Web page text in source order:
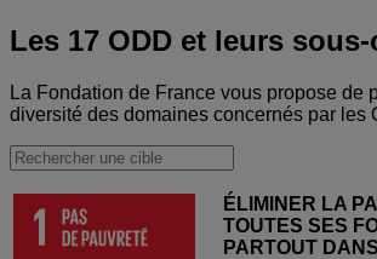
Les 17 ODD et leurs
La Fondation de France vous propose de
diversité des domaines concernés par les
ÉLIMINER LA
TOUTES SES
PARTOUT